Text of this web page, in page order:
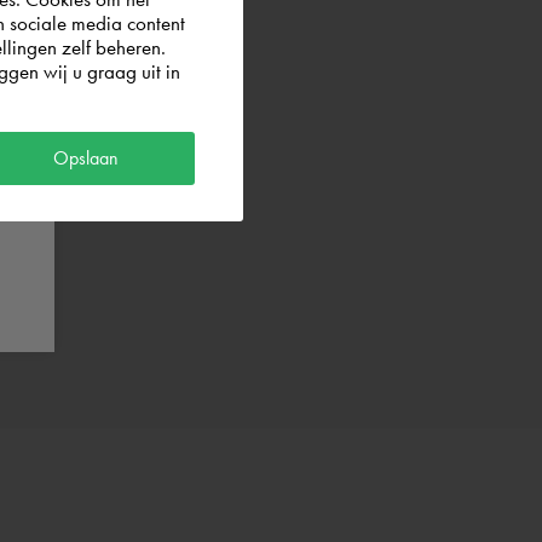
sociale media content
zelf beheren.
wij u graag uit in
Opslaan